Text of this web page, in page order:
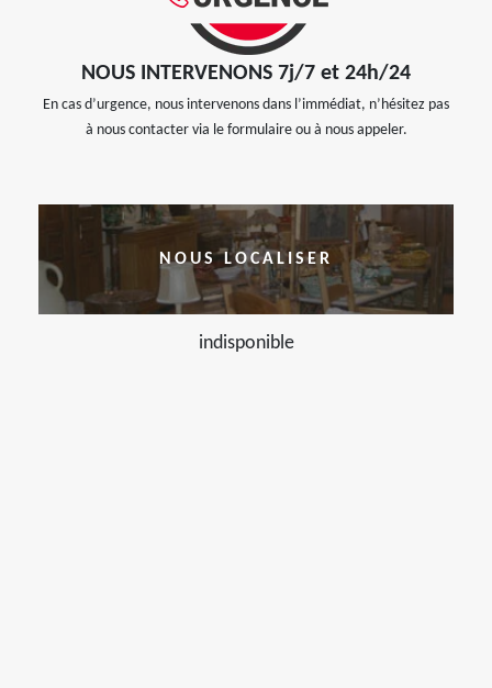
NOUS INTERVENONS 7j/7 et 24h/24
En cas d’urgence, nous intervenons dans l’immédiat, n’hésitez pas
à nous contacter via le formulaire ou à nous appeler.
NOUS LOCALISER
indisponible